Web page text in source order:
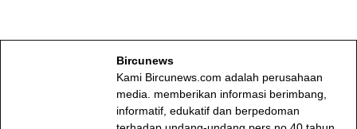
Bircunews
Kami Bircunews.com adalah perusahaan
media. memberikan informasi berimbang,
informatif, edukatif dan berpedoman